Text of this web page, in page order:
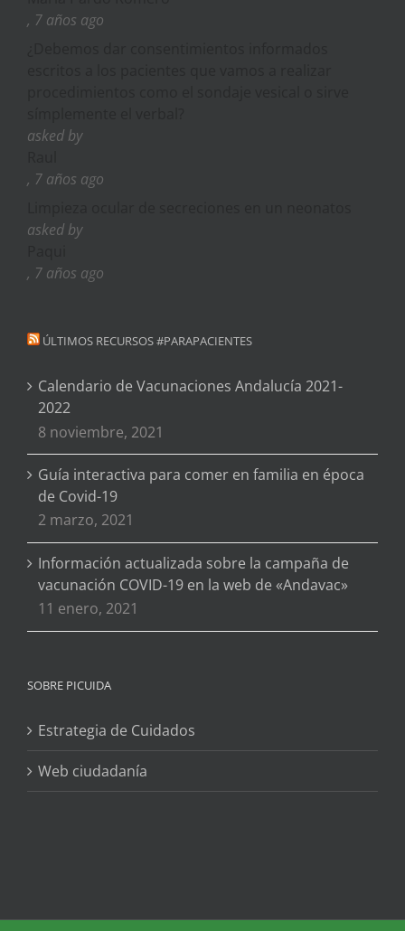
, 7 años ago
asked by
, 7 años ago
asked by
, 7 años ago
ÚLTIMOS RECURSOS #PARAPACIENTES
Calendario de Vacunaciones Andalucía 2021-
2022
8 noviembre, 2021
Guía interactiva para comer en familia en época
de Covid-19
2 marzo, 2021
Información actualizada sobre la campaña de
vacunación COVID-19 en la web de «Andavac»
11 enero, 2021
SOBRE PICUIDA
Estrategia de Cuidados
Web ciudadanía